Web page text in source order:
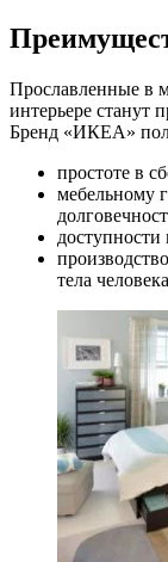
Прославленные в
интерьере станут
Бренд «ИКЕА»
простоте в
мебельному
доступности
тела